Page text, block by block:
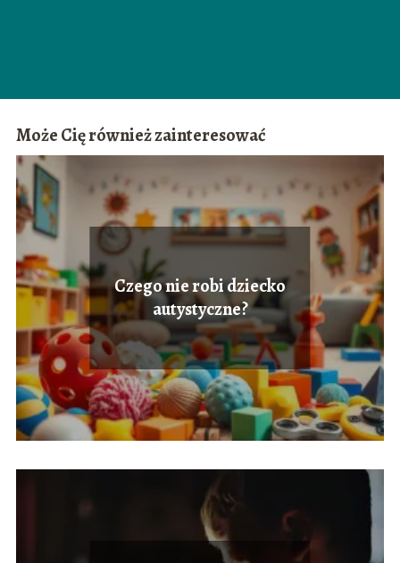
Może Cię również zainteresować
Czego nie robi dziecko
autystyczne?